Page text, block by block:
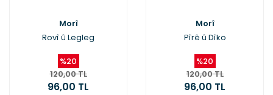
Morî
Rovî û Legleg
%20
120,00 TL
96,00 TL
Morî
Pîrê û Dîko
%20
120,00 TL
96,00 TL